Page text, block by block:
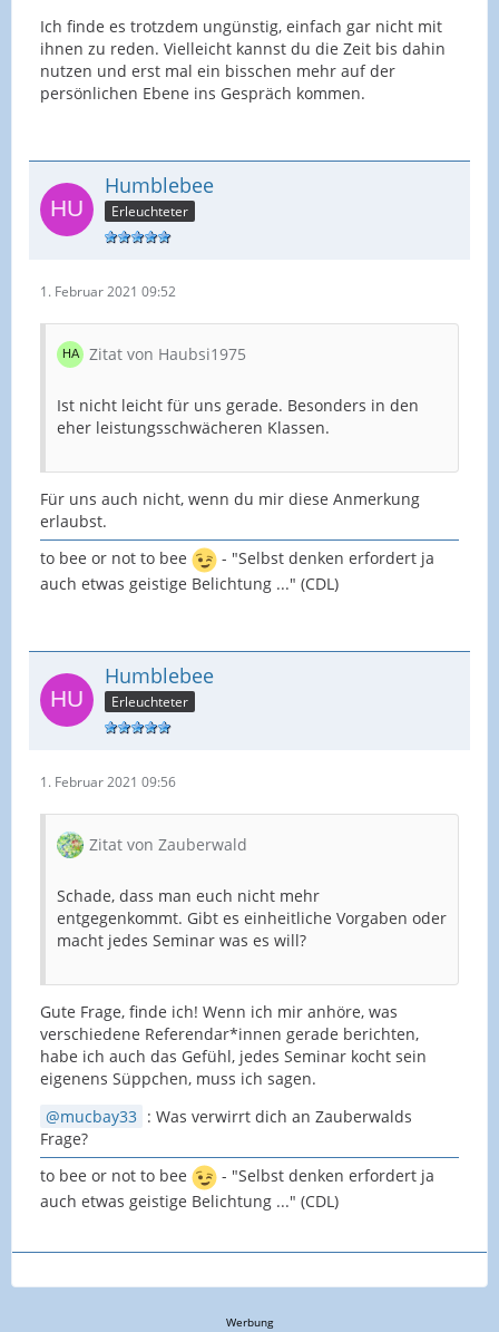
Ich finde es trotzdem ungünstig, einfach gar nicht mit
ihnen zu reden. Vielleicht kannst du die Zeit bis dahin
nutzen und erst mal ein bisschen mehr auf der
persönlichen Ebene ins Gespräch kommen.
Humblebee
Erleuchteter
1. Februar 2021 09:52
Zitat von Haubsi1975
Ist nicht leicht für uns gerade. Besonders in den
eher leistungsschwächeren Klassen.
Für uns auch nicht, wenn du mir diese Anmerkung
erlaubst.
to bee or not to bee
- "Selbst denken erfordert ja
auch etwas geistige Belichtung ..." (CDL)
Humblebee
Erleuchteter
1. Februar 2021 09:56
Zitat von Zauberwald
Schade, dass man euch nicht mehr
entgegenkommt. Gibt es einheitliche Vorgaben oder
macht jedes Seminar was es will?
Gute Frage, finde ich! Wenn ich mir anhöre, was
verschiedene Referendar*innen gerade berichten,
habe ich auch das Gefühl, jedes Seminar kocht sein
eigenens Süppchen, muss ich sagen.
mucbay33 : Was verwirrt dich an Zauberwalds
Frage?
to bee or not to bee
- "Selbst denken erfordert ja
auch etwas geistige Belichtung ..." (CDL)
Werbung